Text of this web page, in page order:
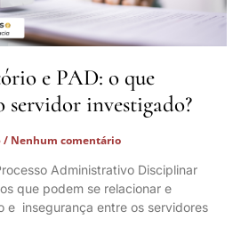
e PAD: o que
servidor investigado?
Nenhum comentário
Administrativo Disciplinar
que podem se relacionar e
e insegurança entre os servidores